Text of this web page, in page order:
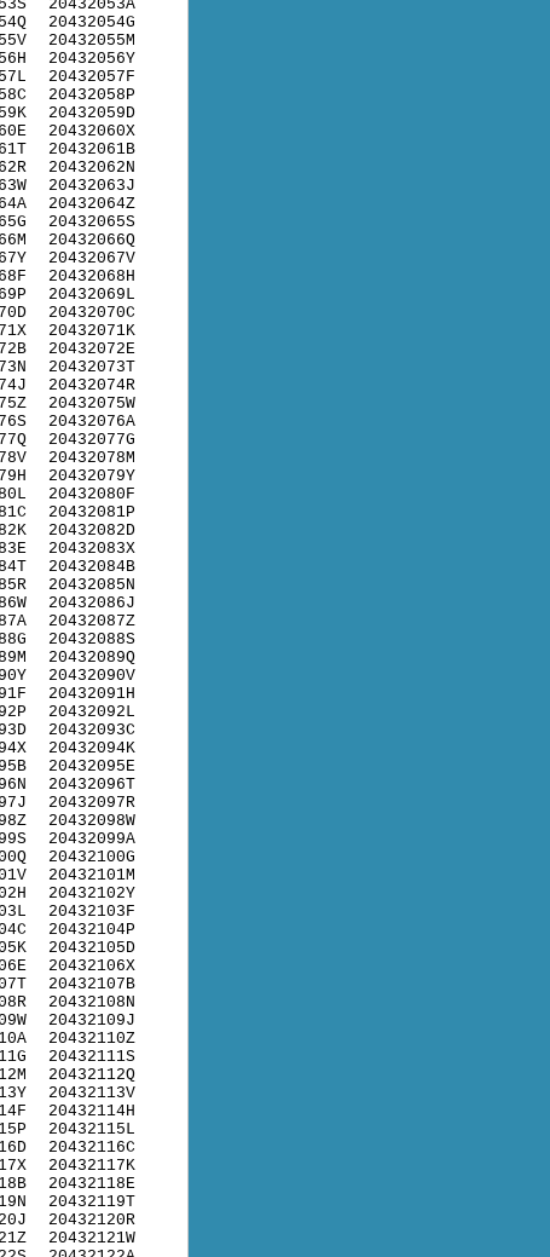
20432053A
20432054G
20432055M
20432056Y
20432057F
20432058P
20432059D
20432060X
20432061B
20432062N
20432063J
20432064Z
20432065S
20432066Q
20432067V
20432068H
20432069L
20432070C
20432071K
20432072E
20432073T
20432074R
20432075W
20432076A
20432077G
20432078M
20432079Y
20432080F
20432081P
20432082D
20432083X
20432084B
20432085N
20432086J
20432087Z
20432088S
20432089Q
20432090V
20432091H
20432092L
20432093C
20432094K
20432095E
20432096T
20432097R
20432098W
20432099A
20432100G
20432101M
20432102Y
20432103F
20432104P
20432105D
20432106X
20432107B
20432108N
20432109J
20432110Z
20432111S
20432112Q
20432113V
20432114H
20432115L
20432116C
20432117K
20432118E
20432119T
20432120R
20432121W